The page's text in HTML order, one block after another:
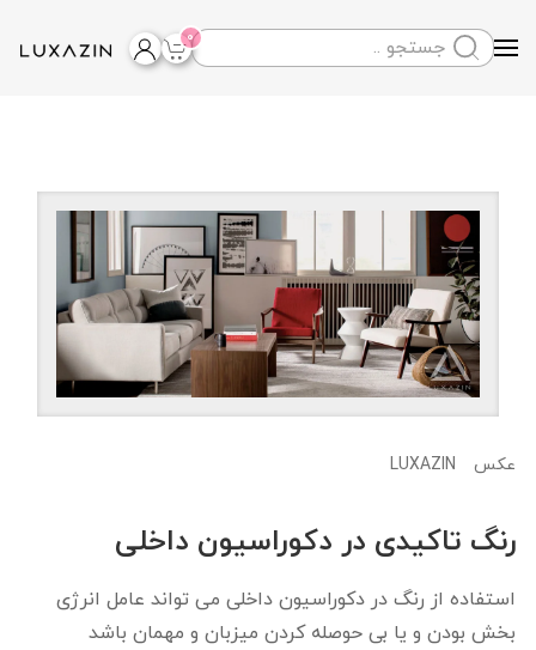
Skip to main content
0
عکس LUXAZIN
رنگ تاکیدی در دکوراسیون داخلی
استفاده از رنگ در دکوراسیون داخلی می تواند عامل انرژی
بخش بودن و یا بی حوصله کردن میزبان و مهمان باشد